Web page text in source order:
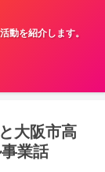
動を紹介します。
大阪市高
業話